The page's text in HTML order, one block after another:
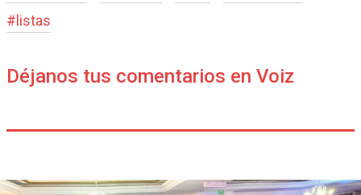
#listas
Déjanos tus comentarios en Voiz